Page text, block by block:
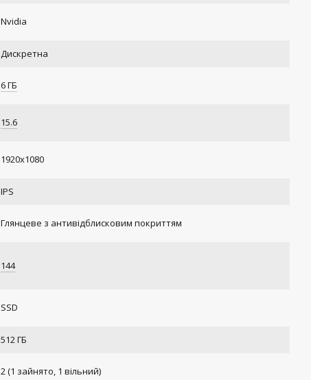
Nvidia
Дискретна
6 ГБ
15.6
1920x1080
IPS
Глянцеве з антивідблисковим покриттям
144
SSD
512 ГБ
2 (1 зайнято, 1 вільний)